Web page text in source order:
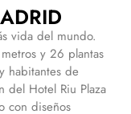
vida del mundo.
y 26 plantas
habitantes de
del Hotel Riu Plaza
con diseños